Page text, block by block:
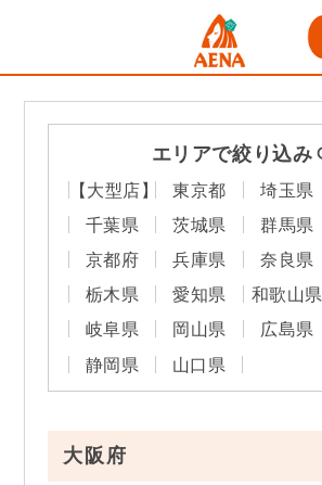
エリアで絞り込み
【大型店】 東京都 埼玉県
千葉県
茨城県 群馬県
京都府
兵庫県 奈良県
栃木県
愛知県 和歌山県
岐阜県
岡山県 広島県
静岡県
山口県
大阪府